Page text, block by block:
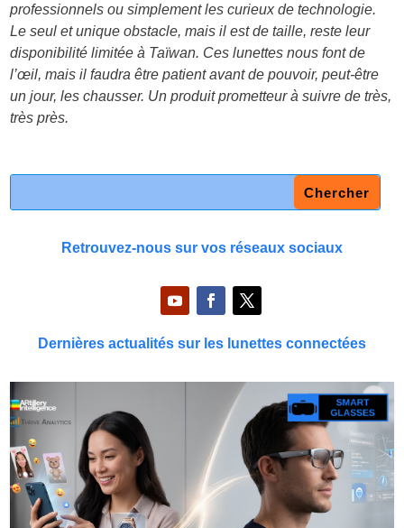
professionnels ou simplement les curieux de technologie.
Le seul et unique obstacle, mais il est de taille, reste leur
disponibilité limitée à Taïwan. Ces lunettes nous font de
l’œil, mais il faudra être patient avant de pouvoir, peut-être
un jour, les chausser. Un produit prometteur à suivre de très,
très près.
Retrouvez-nous sur vos réseaux sociaux
Dernières actualités sur les lunettes connectées